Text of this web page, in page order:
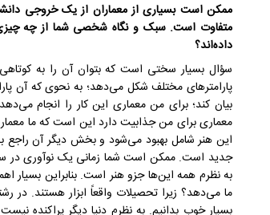
ممکن است بسیاری از معماران از یک خروجی
متفاوت است. سبک و نگاه شخصی شما از چه
داده‌اند؟
سؤال بسیار سختی است که بتوان آن را به کوتاهی
پارامترهای مختلف شکل می‌دهد؛ به نحوی که آن
بیان کند؛ برای من معماری این کار را انجام
معماری برای من جذابیت دارد این است که ما
این هنر شامل بهبود می‌شود و بخش دیگر آن راجع
جدید است. ممکن است شما زمانی یک نوآوری در
به نظرم همه این‌ها جزو هنر است. بنابراین بسیار
ما می‌دهد؟ زیرا تحصیلات واقعاً ابزار هستند. در
بسیار خوب بدانیم. به نظرم دنیا دیگر پراکنده